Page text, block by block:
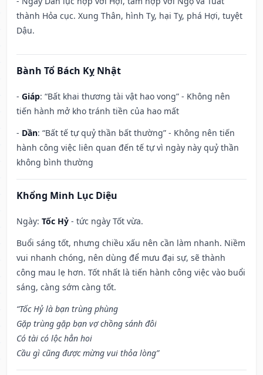
thành Hỏa cục. Xung Thân, hình Tỵ, hại Tỵ, phá Hợi, tuyệt
Dậu.
Bành Tổ Bách Kỵ Nhật
- Giáp: “Bất khai thương tài vật hao vong” - Không nên
tiến hành mở kho tránh tiền của hao mất
- Dần: “Bất tế tự quỷ thần bất thường” - Không nên tiến
hành công việc liên quan đến tế tự vì ngày này quỷ thần
không bình thường
Khổng Minh Lục Diệu
Ngày: Tốc Hỷ - tức ngày Tốt vừa.
Buổi sáng tốt, nhưng chiều xấu nên cần làm nhanh. Niềm
vui nhanh chóng, nên dùng để mưu đại sự, sẽ thành
công mau lẹ hơn. Tốt nhất là tiến hành công việc vào buổi
sáng, càng sớm càng tốt.
“Tốc Hỷ là bạn trùng phùng
Gặp trùng gặp bạn vợ chồng sánh đôi
Có tài có lộc hẳn hoi
Cầu gì cũng được mừng vui thỏa lòng”